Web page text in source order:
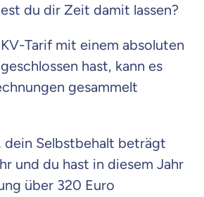
du dir Zeit damit lassen?
Tarif mit einem absoluten
hast, kann es
gesammelt
dein Selbstbehalt beträgt
und du hast in diesem Jahr
über 320 Euro